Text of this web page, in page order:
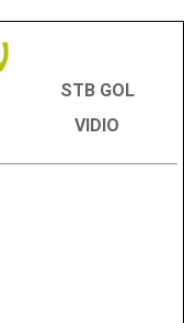
STB GOL
VIDIO